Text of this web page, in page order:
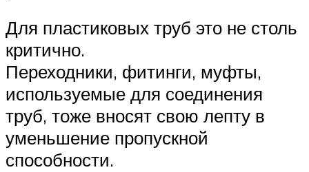
Для пластиковых труб это не столь
критично.
Переходники, фитинги, муфты,
используемые для соединения
труб, тоже вносят свою лепту в
уменьшение пропускной
способности.